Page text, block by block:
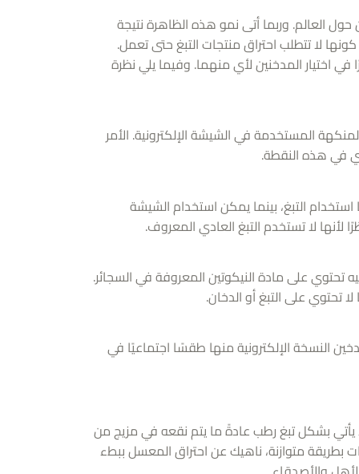
حول العالم. وربما أتى نمو هذه الظاهرة نتيجة
لا تتطلب احتراق منتجات التبغ حتى تعمل.
اختيار المدخنين لأي منهما. وفيما يلي نظرة
المستخدمة في الشيشة الإلكترونية. الأمر
في هذه النقطة.
التبغ، بينما يمكن استخدام الشيشة
لا تستخدم التبغ العادي المعروف.
تحتوي على مادة النيكوتين المعروفة في السجائر.
تحتوي على التبغ أو الدخان.
النسخة الإلكترونية منها طقسًا اجتماعيًا في
يأتي بشكل تبغ رطب عادةً ما يتم نقعه في مزيج من
بطريقة متوازنة، ناهيك عن احتراق المعسل ببطء